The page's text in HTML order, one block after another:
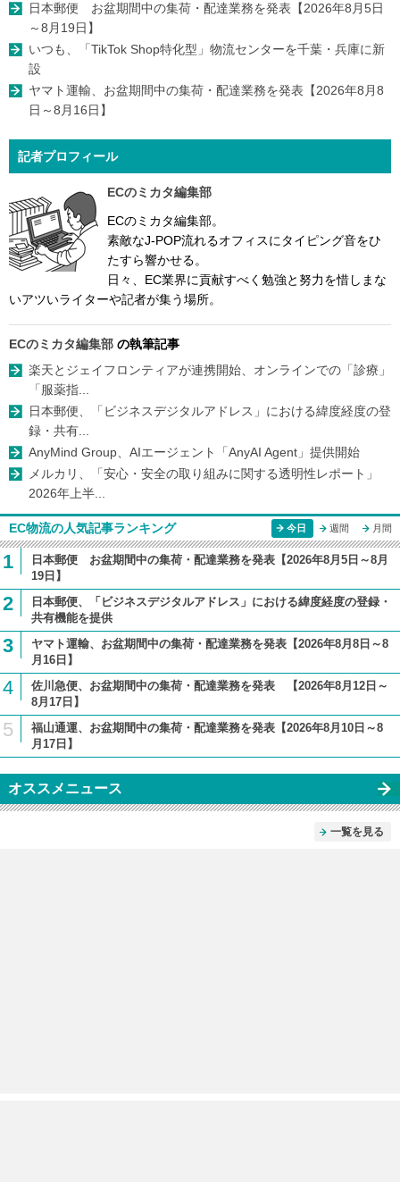
日本郵便 お盆期間中の集荷・配達業務を発表【2026年8月5日
～8月19日】
いつも、「TikTok Shop特化型」物流センターを千葉・兵庫に新
設
ヤマト運輸、お盆期間中の集荷・配達業務を発表【2026年8月8
日～8月16日】
記者プロフィール
ECのミカタ編集部
ECのミカタ編集部。
素敵なJ-POP流れるオフィスにタイピング音をひ
たすら響かせる。
日々、EC業界に貢献すべく勉強と努力を惜しまな
いアツいライターや記者が集う場所。
ECのミカタ編集部 の執筆記事
楽天とジェイフロンティアが連携開始、オンラインでの「診療」
「服薬指...
日本郵便、「ビジネスデジタルアドレス」における緯度経度の登
録・共有...
AnyMind Group、AIエージェント「AnyAI Agent」提供開始
メルカリ、「安心・安全の取り組みに関する透明性レポート」
2026年上半...
EC物流の人気記事ランキング 今日 週間 月間
1
日本郵便 お盆期間中の集荷・配達業務を発表【2026年8月5日～8月
19日】
2
日本郵便、「ビジネスデジタルアドレス」における緯度経度の登録・
共有機能を提供
3
ヤマト運輸、お盆期間中の集荷・配達業務を発表【2026年8月8日～8
月16日】
4
佐川急便、お盆期間中の集荷・配達業務を発表 【2026年8月12日～
8月17日】
5
福山通運、お盆期間中の集荷・配達業務を発表【2026年8月10日～8
月17日】
オススメニュース
一覧を見る